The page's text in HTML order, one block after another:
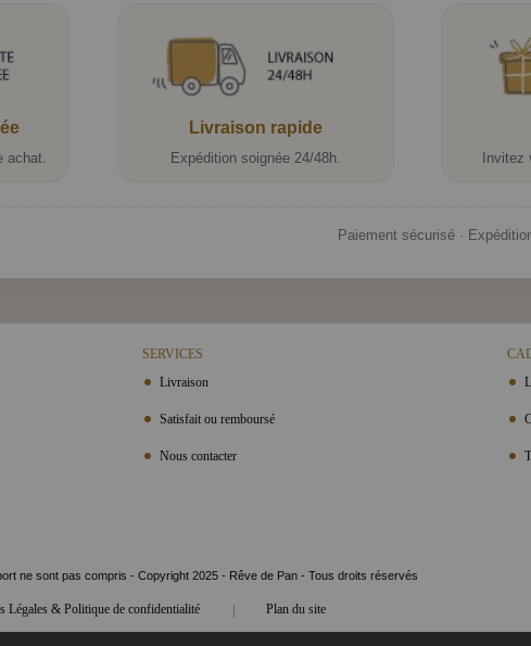
achat.
Livraison rapide
Expédition soignée 24/48h. Invitez
Paiement sécurisé ·
SERVICES
Livraison
Satisfait ou remboursé
Nous contacter
ne sont pas compris - Copyright 2025 - Rêve de Pan - Tous droits réservés
Légales & Politique de confidentialité | Plan du site